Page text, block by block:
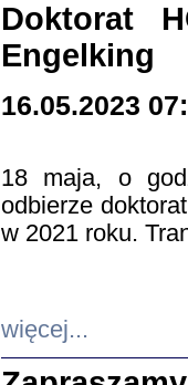
Doktorat
Engelking
16.05.2023
18 maja, o
odbierze
w 2021 roku.
więcej...